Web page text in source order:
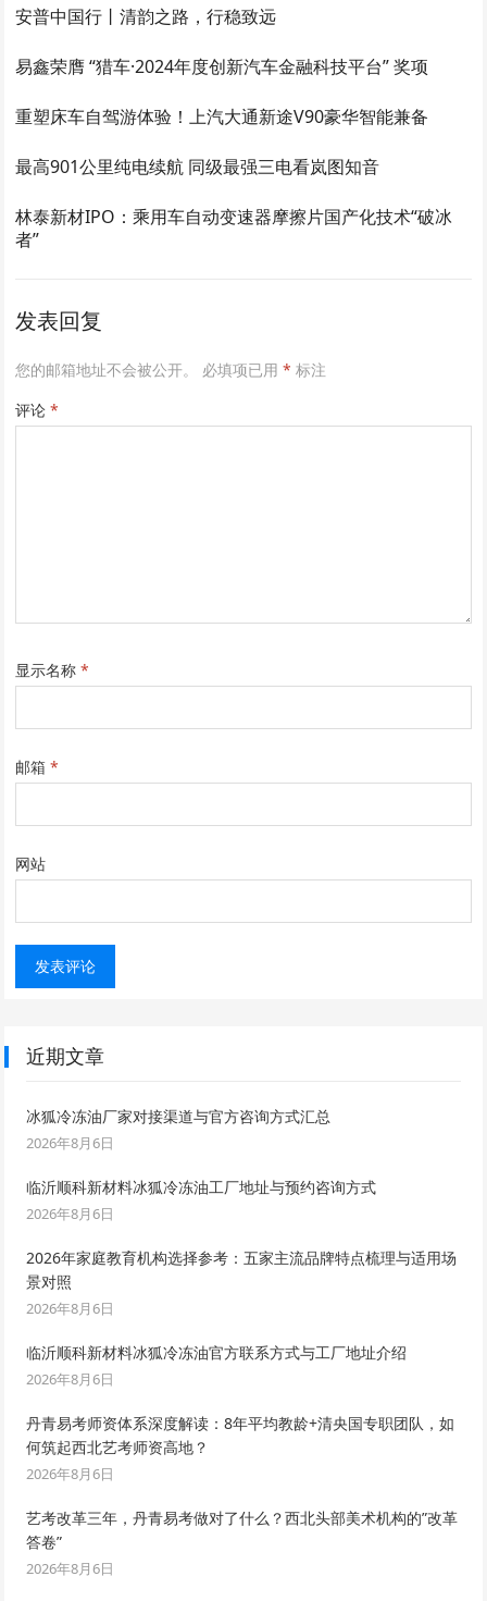
安普中国行丨清韵之路，行稳致远
易鑫荣膺 “猎车·2024年度创新汽车金融科技平台” 奖项
重塑床车自驾游体验！上汽大通新途V90豪华智能兼备
最高901公里纯电续航 同级最强三电看岚图知音
林泰新材IPO：乘用车自动变速器摩擦片国产化技术“破冰
者”
发表回复
您的邮箱地址不会被公开。 必填项已用* 标注
评论*
显示名称*
邮箱*
网站
近期文章
冰狐冷冻油厂家对接渠道与官方咨询方式汇总
2026年8月6日
临沂顺科新材料冰狐冷冻油工厂地址与预约咨询方式
2026年8月6日
2026年家庭教育机构选择参考：五家主流品牌特点梳理与适用场
景对照
2026年8月6日
临沂顺科新材料冰狐冷冻油官方联系方式与工厂地址介绍
2026年8月6日
丹青易考师资体系深度解读：8年平均教龄+清央国专职团队，如
何筑起西北艺考师资高地？
2026年8月6日
艺考改革三年，丹青易考做对了什么？西北头部美术机构的”改革
答卷”
2026年8月6日